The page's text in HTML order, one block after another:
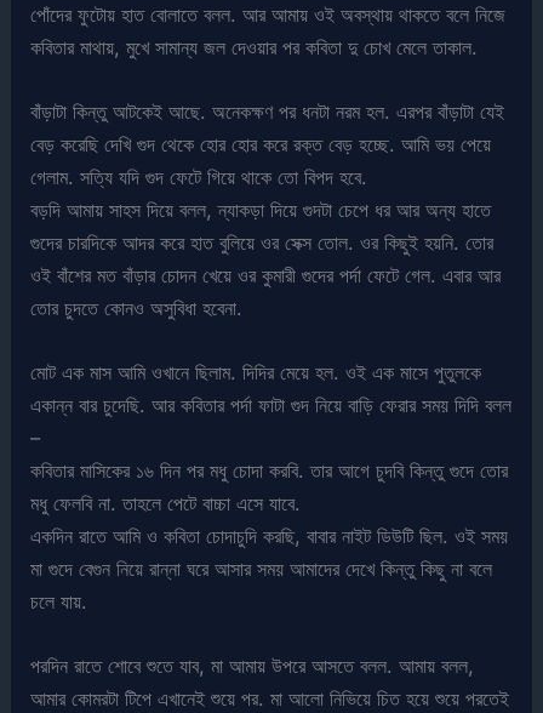
পোঁদের ফুটোয় হাত বোলাতে বলল. আর আমায় ওই অবস্থায় থাকতে বলে নিজে
কবিতার মাথায়, মুখে সামান্য জল দেওয়ার পর কবিতা দু চোখ মেলে তাকাল.
বাঁড়াটা কিন্তু আটকেই আছে. অনেকক্ষণ পর ধনটা নরম হল. এরপর বাঁড়াটা যেই
বেড় করেছি দেখি গুদ থেকে হোর হোর করে রক্ত বেড় হচ্ছে. আমি ভয় পেয়ে
গেলাম. সত্যি যদি গুদ ফেটে গিয়ে থাকে তো বিপদ হবে.
বড়দি আমায় সাহস দিয়ে বলল, ন্যাকড়া দিয়ে গুদটা চেপে ধর আর অন্য হাতে
গুদের চারদিকে আদর করে হাত বুলিয়ে ওর সেক্স তোল. ওর কিছুই হয়নি. তোর
ওই বাঁশের মত বাঁড়ার চোদন খেয়ে ওর কুমারী গুদের পর্দা ফেটে গেল. এবার আর
তোর চুদতে কোনও অসুবিধা হবেনা.
মোট এক মাস আমি ওখানে ছিলাম. দিদির মেয়ে হল. ওই এক মাসে পুতুলকে
একান্ন বার চুদেছি. আর কবিতার পর্দা ফাটা গুদ নিয়ে বাড়ি ফেরার সময় দিদি বলল
–
কবিতার মাসিকের ১৬ দিন পর মধু চোদা করবি. তার আগে চুদবি কিন্তু গুদে তোর
মধু ফেলবি না. তাহলে পেটে বাচ্চা এসে যাবে.
একদিন রাতে আমি ও কবিতা চোদাচুদি করছি, বাবার নাইট ডিউটি ছিল. ওই সময়
মা গুদে বেগুন নিয়ে রান্না ঘরে আসার সময় আমাদের দেখে কিন্তু কিছু না বলে
চলে যায়.
পরদিন রাতে শোবে শুতে যাব, মা আমায় উপরে আসতে বলল. আমায় বলল,
আমার কোমরটা টিপে এখানেই শুয়ে পর. মা আলো নিভিয়ে চিত হয়ে শুয়ে পরতেই